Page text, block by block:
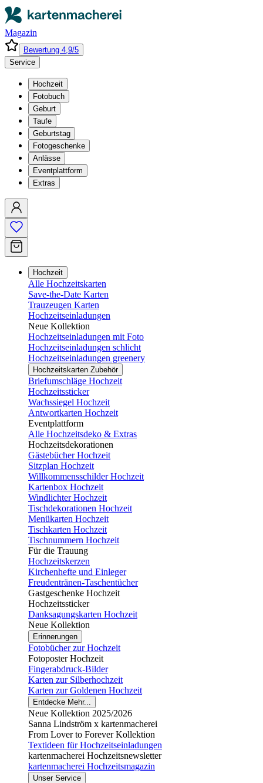
Magazin
Bewertung 4,9/5
Service
Hochzeit
Fotobuch
Geburt
Taufe
Geburtstag
Fotogeschenke
Anlässe
Eventplattform
Extras
Hochzeit
Alle Hochzeitskarten
Save-the-Date Karten
Trauzeugen Karten
Hochzeitseinladungen
Neue Kollektion
Hochzeitseinladungen mit Foto
Hochzeitseinladungen schlicht
Hochzeitseinladungen greenery
Hochzeitskarten Zubehör
Briefumschläge Hochzeit
Hochzeitssticker
Wachssiegel Hochzeit
Antwortkarten Hochzeit
Eventplattform
Alle Hochzeitsdeko & Extras
Hochzeitsdekorationen
Gästebücher Hochzeit
Sitzplan Hochzeit
Willkommensschilder Hochzeit
Kartenbox Hochzeit
Windlichter Hochzeit
Tischdekorationen Hochzeit
Menükarten Hochzeit
Tischkarten Hochzeit
Tischnummern Hochzeit
Für die Trauung
Hochzeitskerzen
Kirchenhefte und Einleger
Freudentränen-Taschentücher
Gastgeschenke Hochzeit
Hochzeitssticker
Danksagungskarten Hochzeit
Neue Kollektion
Erinnerungen
Fotobücher zur Hochzeit
Fotoposter Hochzeit
Fingerabdruck-Bilder
Karten zur Silberhochzeit
Karten zur Goldenen Hochzeit
Entdecke Mehr...
Neue Kollektion 2025/2026
Sanna Lindström x kartenmacherei
From Lover to Forever Kollektion
Textideen für Hochzeitseinladungen
kartenmacherei Hochzeitsnewsletter
kartenmacherei Hochzeitsmagazin
Unser Service